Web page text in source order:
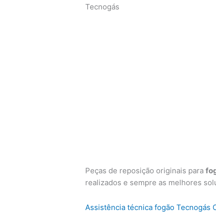
Tecnogás
Peças de reposição originais para
realizados e sempre as melhores
Assistência técnica fogão Tecnogás